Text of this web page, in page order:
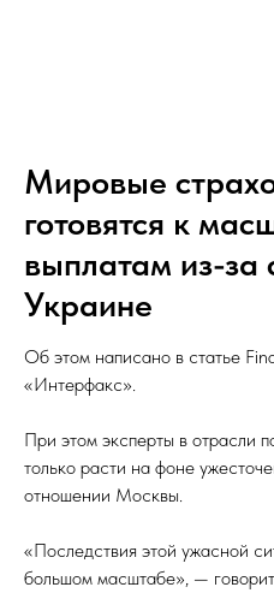
Мировые
готовятся к
выплатам из-за
Украине
Об этом написано в статье
«Интерфакс».
При этом эксперты в отрасли
только расти на фоне
отношении Москвы.
«Последствия этой ужасной
большом масштабе», —